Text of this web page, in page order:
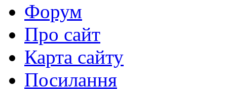
Форум
Про сайт
Карта сайту
Посилання